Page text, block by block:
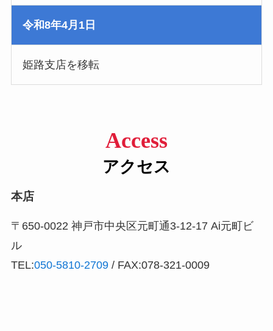
令和8年4月1日
姫路支店を移転
Access
アクセス
本店
〒650-0022 神戸市中央区元町通3-12-17 Ai元町ビ
ル
TEL:050-5810-2709/ FAX:078-321-0009